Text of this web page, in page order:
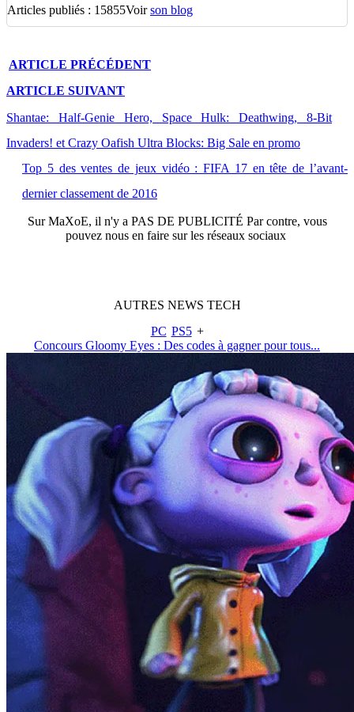
Articles publiés : 15855Voirson blog
ARTICLE PRÉCÉDENT
ARTICLE SUIVANT
Shantae: Half-Genie Hero, Space Hulk: Deathwing, 8-Bit
Invaders! et Crazy Oafish Ultra Blocks: Big Sale en promo
Top 5 des ventes de jeux vidéo : FIFA 17 en tête de l’avant-
dernier classement de 2016
SurMaXoE, il n'y a PAS DE PUBLICITÉ Par contre, vous
pouvez nous en faire sur les réseaux sociaux
AUTRES NEWS TECH
PC PS5 +
Concours Gloomy Eyes : Des codes à gagner pour tous...